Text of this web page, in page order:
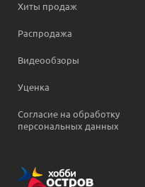
Хиты продаж
Распродажа
Видеообзоры
Уценка
Согласие на обработку
персональных данных